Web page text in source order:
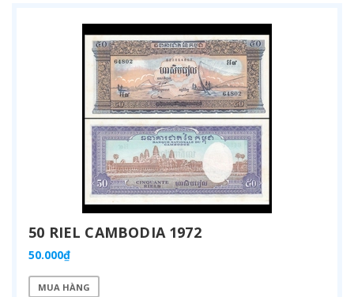
50 RIEL CAMBODIA 1972
50.000₫
MUA HÀNG